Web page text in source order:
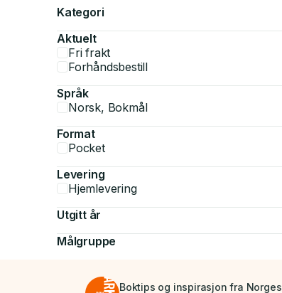
Kategori
Aktuelt
Fri frakt
Forhåndsbestill
Språk
Norsk, Bokmål
Format
Pocket
Levering
Hjemlevering
Utgitt år
Målgruppe
Boktips og inspirasjon fra Norges